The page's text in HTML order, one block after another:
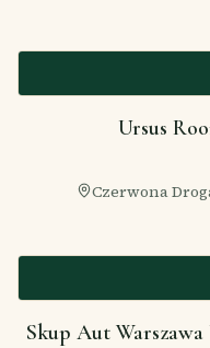
Ursus
Czerwona
Skup Aut Warszawa